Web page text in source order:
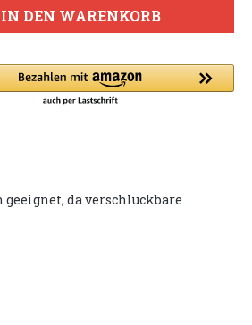
IN DEN WARENKORB
da verschluckbare